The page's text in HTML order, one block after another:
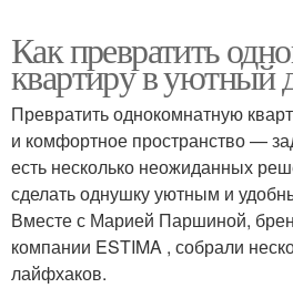
Как превратить
квартиру в уютный
Превратить однокомнатную
и комфортное пространство —
есть несколько неожиданных
сделать однушку уютным и
Вместе с Марией Паршиной,
компании ESTIMA , собрали
лайфхаков.